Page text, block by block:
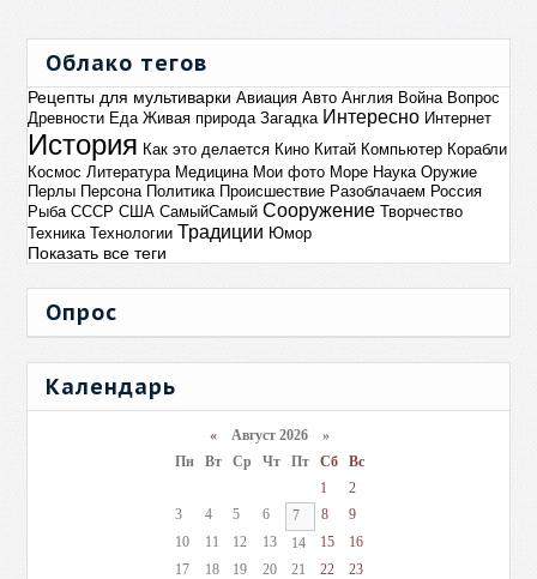
Облако тегов
Рецепты для мультиварки Авиация Авто Англия Война Вопрос
Древности Еда Живая природа Загадка Интересно Интернет
История Как это делается Кино Китай Компьютер Корабли
Космос Литература Медицина Мои фото Море Наука Оружие
Перлы Персона Политика Происшествие Разоблачаем Россия
Рыба СССР США СамыйСамый Сооружение Творчество
Техника Технологии Традиции Юмор
Показать все теги
Опрос
Календарь
«Август 2026 »
Пн
Вт Ср Чт Пт Сб
Вс
1
2
3
4 5 6 7 8
9
10
11 12 13 14 15
16
17
18 19 20 21 22
23